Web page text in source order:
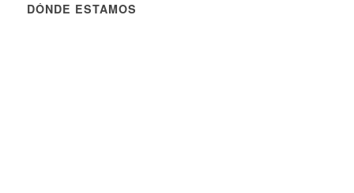
DÓNDE ESTAMOS